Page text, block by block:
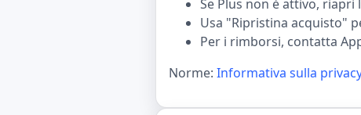
Se Plus non è attivo, riapri
Usa "Ripristina acquisto"
Per i rimborsi, contatta
Norme: Informativa sulla